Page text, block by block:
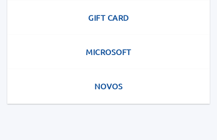
GIFT CARD
MICROSOFT
NOVOS